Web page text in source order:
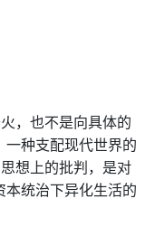
，也不是向具体的
种支配现代世界的
想上的批判，是对
统治下异化生活的